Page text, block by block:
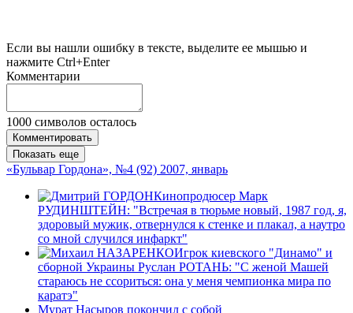
Если вы нашли ошибку в тексте, выделите ее мышью и
нажмите Ctrl+Enter
Комментарии
1000 символов осталось
Комментировать
Показать еще
«Бульвар Гордона», №4 (92) 2007, январь
Кинопродюсер Марк
РУДИНШТЕЙН: "Встречая в тюрьме новый, 1987 год, я,
здоровый мужик, отвернулся к стенке и плакал, а наутро
со мной случился инфаркт"
Игрок киевского "Динамо" и
сборной Украины Руслан РОТАНЬ: "С женой Машей
стараюсь не ссориться: она у меня чемпионка мира по
каратэ"
Мурат Насыров покончил с собой